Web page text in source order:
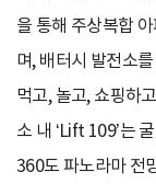
을 통해 주상복합
며, 배터시 발전소
먹고, 놀고, 쇼핑하
소 내 ‘Lift 109’는
360도 파노라마 전